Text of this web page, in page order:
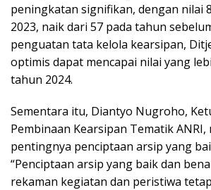
peningkatan signifikan, dengan nilai
2023, naik dari 57 pada tahun
penguatan tata kelola kearsipan,
optimis dapat mencapai nilai yang
tahun 2024.
Sementara itu, Diantyo Nugroho,
Pembinaan Kearsipan Tematik
pentingnya penciptaan arsip yang
“Penciptaan arsip yang baik dan
rekaman kegiatan dan peristiwa